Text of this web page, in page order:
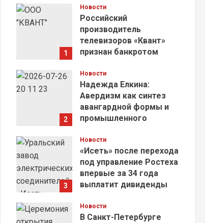
1
Новости
Российский
производитель
телевизоров «Квант»
признан банкротом
2
Новости
Надежда Елкина:
Авердизм как синтез
авангардной формы и
промышленного
27.07.2026
3
Новости
«Исеть» после перехода
под управление Ростеха
впервые за 34 года
выплатит дивиденды
Новости
В Санкт-Петербурге